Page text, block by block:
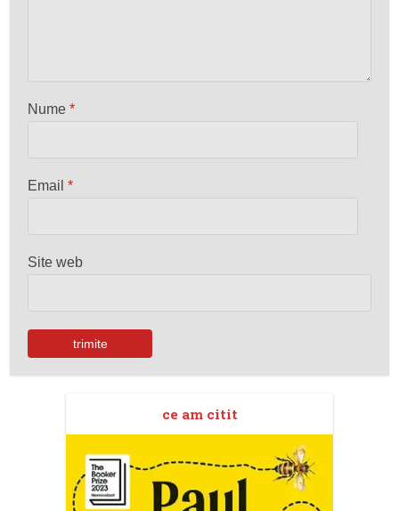
Nume*
Email*
Site web
ce am citit